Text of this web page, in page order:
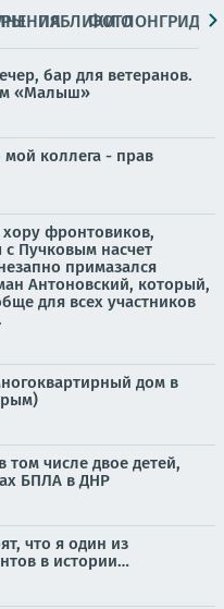
ПАБЛИКИ
ФОТОЛОНГРИДЫ
бар для ветеранов.
«Малыш»
мой коллега - прав
фронтовиков,
с Пучковым насчет
примазался
Антоновский, который,
для всех участников
дом в
числе двое детей,
БПЛА в ДНР
что я один из
в истории…